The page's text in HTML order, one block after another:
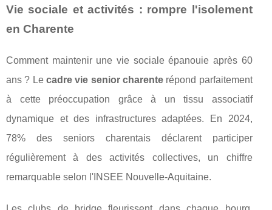
Vie sociale et activités : rompre l'isolement
en Charente
Comment maintenir une vie sociale épanouie après 60
ans ? Le cadre vie senior charenterépond parfaitement
à cette préoccupation grâce à un tissu associatif
dynamique et des infrastructures adaptées. En 2024,
78% des seniors charentais déclarent participer
régulièrement à des activités collectives, un chiffre
remarquable selon l'INSEE Nouvelle-Aquitaine.